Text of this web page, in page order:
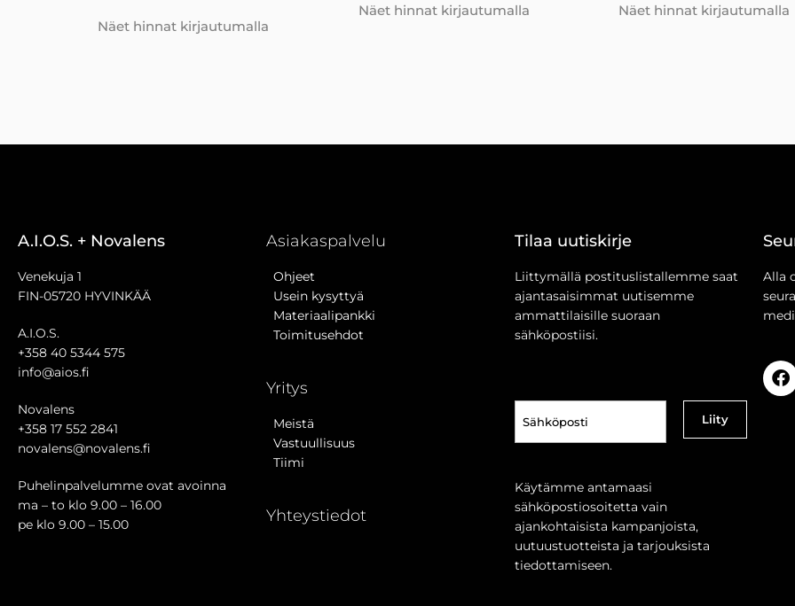
Näet hinnat kirjautumalla
Näet hinnat kirjautumalla Näet hinnat kirjautumalla
A.I.O.S. + Novalens
Venekuja 1
FIN-05720 HYVINKÄÄ
A.I.O.S.
+358 40 5344 575
info@aios.fi
Novalens
+358 17 552 2841
novalens@novalens.fi
Puhelinpalvelumme ovat avoinna
ma – to klo 9.00 – 16.00
pe klo 9.00 – 15.00
Asiakaspalvelu
Ohjeet
Usein kysyttyä
Materiaalipankki
Toimitusehdot
Yritys
Meistä
Vastuullisuus
Tiimi
Yhteystiedot
Tilaa uutiskirje
Liittymällä postituslistallemme saat
ajantasaisimmat uutisemme
ammattilaisille suoraan
sähköpostiisi.
(Pakollinen)
Käytämme antamaasi
sähköpostiosoitetta vain
ajankohtaisista kampanjoista,
uutuustuotteista ja tarjouksista
tiedottamiseen.
Alla